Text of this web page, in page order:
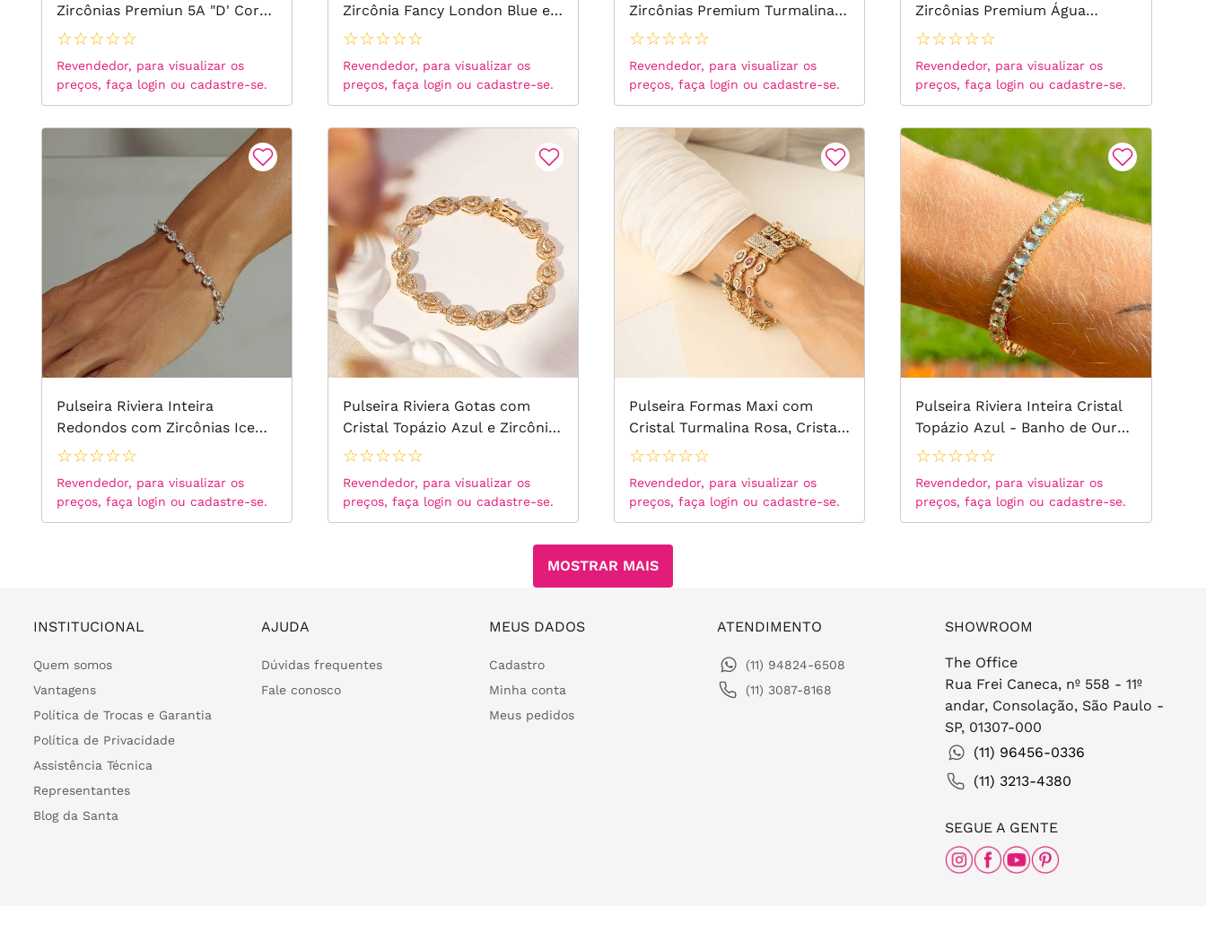
Zircônias Premiun 5A "D' Cor
de Diamante e Zircônias
☆☆☆☆☆
Revendedor, para visualizar os
preços, faça login ou cadastre-se.
Zircônia Fancy London Blue e
Zircônias Brancas 19cm - Prata
☆☆☆☆☆
Revendedor, para visualizar os
preços, faça login ou cadastre-se.
Zircônias Premium Turmalina
Paraiba e Zircônias Brancas
☆☆☆☆☆
Revendedor, para visualizar os
preços, faça login ou cadastre-se.
Zircônias Premium Água
Marinha e Zircônias Brancas
☆☆☆☆☆
Revendedor, para visualizar os
preços, faça login ou cadastre-se.
Pulseira Riviera Inteira
Redondos com Zircônias Ice
Cutting Diamond Color e
925
☆☆☆☆☆
Revendedor, para visualizar os
preços, faça login ou cadastre-se.
Pulseira Riviera Gotas com
Cristal Topázio Azul e Zircônias
Brancas 17cm - Banho de Ouro
☆☆☆☆☆
Revendedor, para visualizar os
preços, faça login ou cadastre-se.
Pulseira Formas Maxi com
Cristal Turmalina Rosa, Cristal
Topázio Azul, Cristal Rodolita e
Banho de Ouro 18k
☆☆☆☆☆
Revendedor, para visualizar os
preços, faça login ou cadastre-se.
Pulseira Riviera Inteira Cristal
Topázio Azul - Banho de Ouro
18k
☆☆☆☆☆
Revendedor, para visualizar os
preços, faça login ou cadastre-se.
MOSTRAR MAIS
INSTITUCIONAL
Quem somos
Vantagens
Política de Trocas e Garantia
Política de Privacidade
Assistência Técnica
Representantes
Blog da Santa
AJUDA
Dúvidas frequentes
Fale conosco
MEUS DADOS
Cadastro
Minha conta
Meus pedidos
ATENDIMENTO
(11) 94824-6508
(11) 3087-8168
SHOWROOM
The Office
Rua Frei Caneca, nº 558 - 11º
andar, Consolação, São Paulo -
SP, 01307-000
(11) 96456-0336
(11) 3213-4380
SEGUE A GENTE